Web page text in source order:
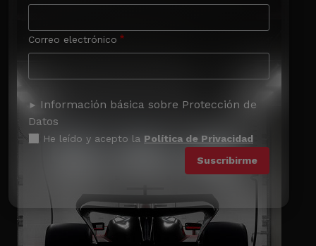
Correo electrónico
Información básica sobre Protección de
Datos
He leído y acepto la Política de Privacidad